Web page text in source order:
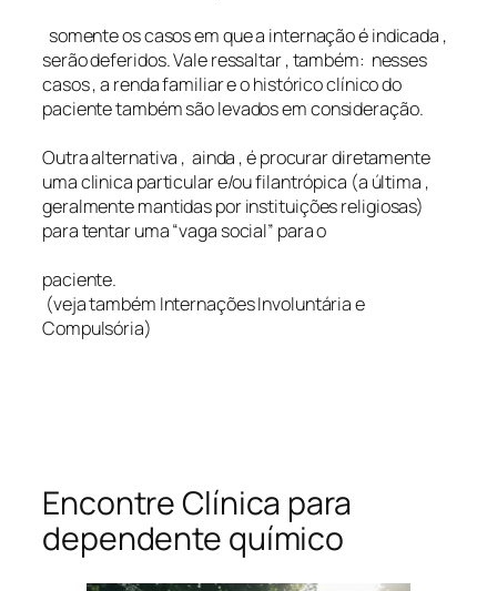
somente os casos em que a internação é indicada ,
serão deferidos. Vale ressaltar , também: nesses
casos , a renda familiar e o histórico clínico do
paciente também são levados em consideração.
Outra alternativa , ainda , é procurar diretamente
uma clinica particular e/ou filantrópica (a última ,
geralmente mantidas por instituições religiosas)
para tentar uma “vaga social” para o
paciente.
(veja também Internações Involuntária e
Compulsória)
Encontre Clínica para
dependente químico